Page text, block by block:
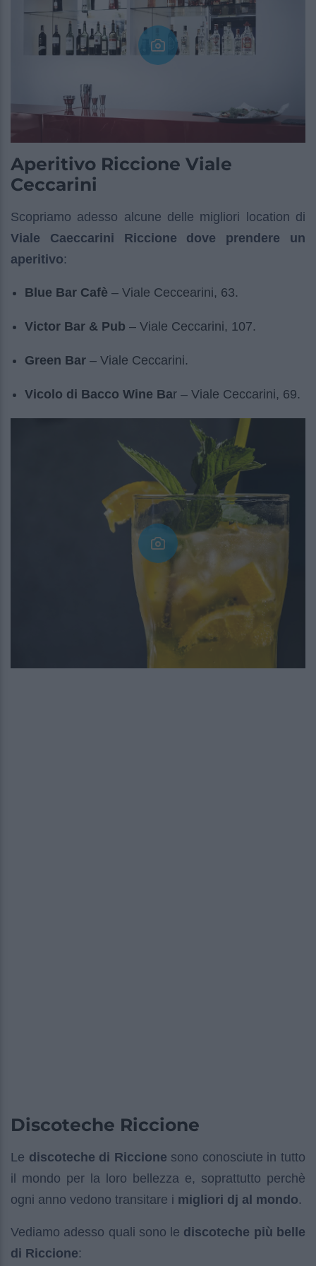
Aperitivo Riccione Viale
Ceccarini
Scopriamo adesso alcune delle migliori location di
Viale Caeccarini Riccione dove prendere un
aperitivo:
Blue Bar Cafè – Viale Ceccearini, 63.
Victor Bar & Pub – Viale Ceccarini, 107.
Green Bar – Viale Ceccarini.
Vicolo di Bacco Wine Bar – Viale Ceccarini, 69.
Discoteche Riccione
Le discoteche di Riccione sono conosciute in tutto
il mondo per la loro bellezza e, soprattutto perchè
ogni anno vedono transitare i migliori dj al mondo.
Vediamo adesso quali sono le discoteche più belle
di Riccione: